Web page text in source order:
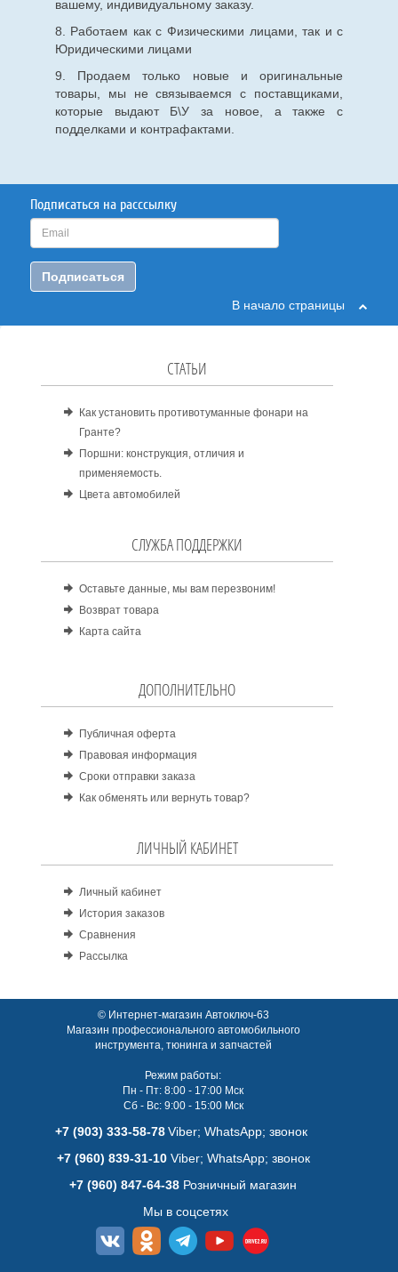
вашему, индивидуальному заказу.
8. Работаем как с Физическими лицами, так и с
Юридическими лицами
9. Продаем только новые и оригинальные
товары, мы не связываемся с поставщиками,
которые выдают Б\У за новое, а также с
подделками и контрафактами.
Подписаться на расссылку
Подписаться
В начало страницы
СТАТЬИ
Как установить противотуманные фонари на
Гранте?
Поршни: конструкция, отличия и
применяемость.
Цвета автомобилей
СЛУЖБА ПОДДЕРЖКИ
Оставьте данные, мы вам перезвоним!
Возврат товара
Карта сайта
ДОПОЛНИТЕЛЬНО
Публичная оферта
Правовая информация
Сроки отправки заказа
Как обменять или вернуть товар?
ЛИЧНЫЙ КАБИНЕТ
Личный кабинет
История заказов
Сравнения
Рассылка
© Интернет-магазин Автоключ-63
Магазин профессионального автомобильного
инструмента, тюнинга и запчастей
Режим работы:
Пн - Пт: 8:00 - 17:00 Мск
Сб - Вс: 9:00 - 15:00 Мск
+7 (903) 333-58-78 Viber; WhatsАpp; звонок
+7 (960) 839-31-10Viber; WhatsАpp; звонок
+7 (960) 847-64-38 Розничный магазин
Мы в соцсетях